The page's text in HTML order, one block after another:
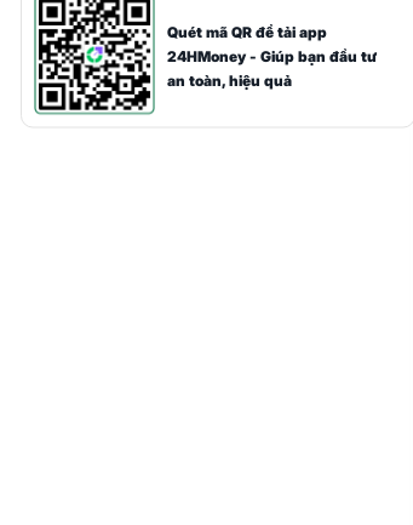
Quét mã QR để tải app
24HMoney - Giúp bạn đầu tư
an toàn, hiệu quả